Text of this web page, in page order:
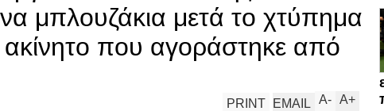
μπλουζάκια μετά το χτύπημα
ακίνητο που αγοράστηκε από
A+
A-
PRINT EMAIL